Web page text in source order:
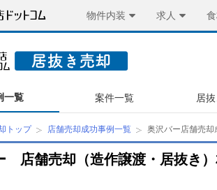
物件内装 求人
一覧 案件一覧 居
トップ 店舗売却成功事例一覧 奥沢バー店舗売却
店舗売却（造作譲渡・居抜き）